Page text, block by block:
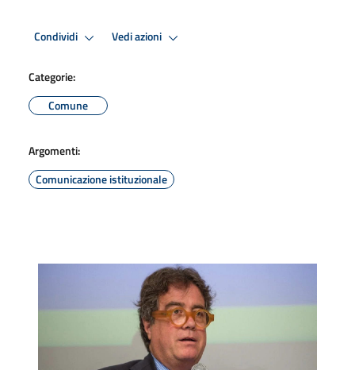
Condividi Vedi azioni
Categorie:
Comune
Argomenti:
Comunicazione istituzionale